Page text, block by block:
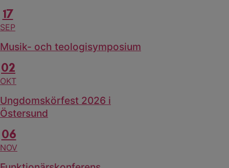
17
SEP
Musik- och teologisymposium
02
OKT
Ungdomskörfest 2026 i
Östersund
06
NOV